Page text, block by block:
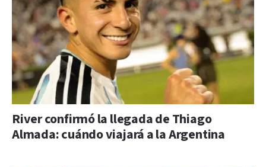
River confirmó la llegada de Thiago
Almada: cuándo viajará a la Argentina